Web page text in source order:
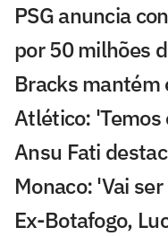
PSG anuncia
por 50 milhões
Bracks mantém
Atlético: 'Temos
Ansu Fati
Monaco: 'Vai
Ex-Botafogo,